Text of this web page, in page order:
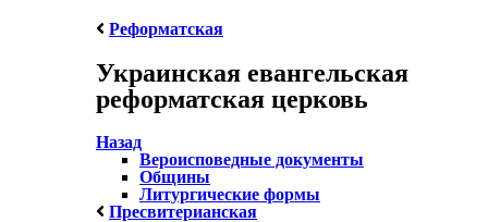
Реформатская
Украинская евангельская
реформатская церковь
Назад
Вероисповедные документы
Общины
Литургические формы
Пресвитерианская